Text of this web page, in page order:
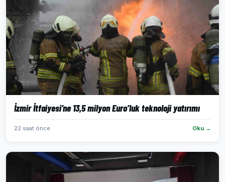
İzmir İtfaiyesi’ne 13,5 milyon Euro’luk teknoloji yatırımı
22 saat önce Oku →